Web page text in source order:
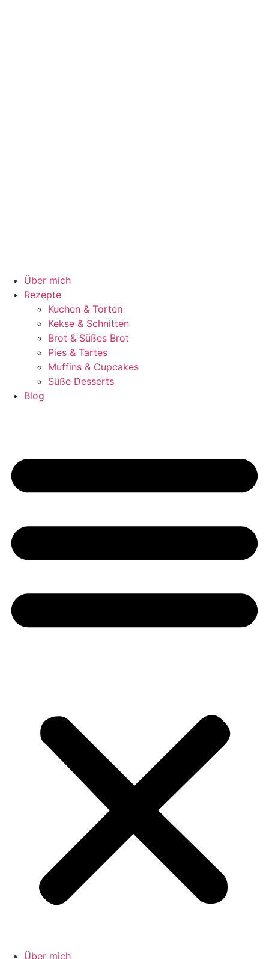
Über mich
Rezepte
Kuchen & Torten
Kekse & Schnitten
Brot & Süßes Brot
Pies & Tartes
Muffins & Cupcakes
Süße Desserts
Blog
Über mich